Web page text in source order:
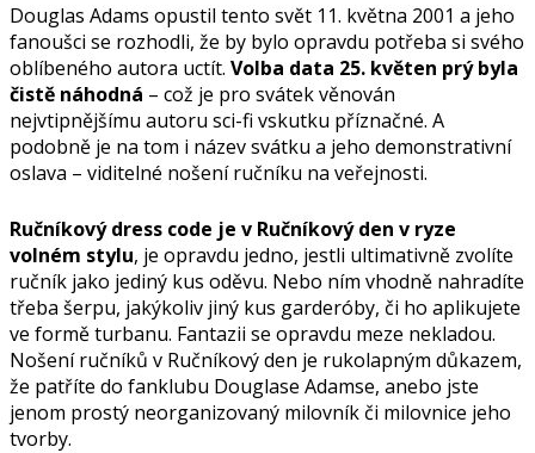
Douglas Adams opustil tento svět 11. května 2001 a jeho
fanoušci se rozhodli, že by bylo opravdu potřeba si svého
oblíbeného autora uctít. Volba data 25. květen prý byla
čistě náhodná – což je pro svátek věnován
nejvtipnějšímu autoru sci-fi vskutku příznačné. A
podobně je na tom i název svátku a jeho demonstrativní
oslava – viditelné nošení ručníku na veřejnosti.
Ručníkový dress code je v Ručníkový den v ryze
volném stylu, je opravdu jedno, jestli ultimativně zvolíte
ručník jako jediný kus oděvu. Nebo ním vhodně nahradíte
třeba šerpu, jakýkoliv jiný kus garderóby, či ho aplikujete
ve formě turbanu. Fantazii se opravdu meze nekladou.
Nošení ručníků v Ručníkový den je rukolapným důkazem,
že patříte do fanklubu Douglase Adamse, anebo jste
jenom prostý neorganizovaný milovník či milovnice jeho
tvorby.